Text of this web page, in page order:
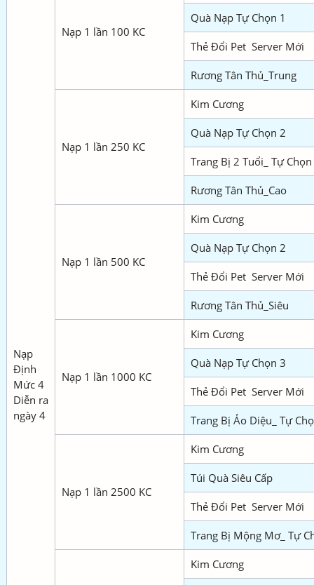
Nạp
Định
Mức 4
Diễn ra
ngày 4
Nạp 1 lần 100 KC
Quà Nạp Tự Chọn 1
Thẻ Đổi Pet Server Mới
Rương Tân Thủ_Trung
Nạp 1 lần 250 KC
Kim Cương
Quà Nạp Tự Chọn 2
Trang Bị 2 Tuổi_ Tự Chọn
Rương Tân Thủ_Cao
Nạp 1 lần 500 KC
Kim Cương
Quà Nạp Tự Chọn 2
Thẻ Đổi Pet Server Mới
Rương Tân Thủ_Siêu
Nạp 1 lần 1000 KC
Kim Cương
Quà Nạp Tự Chọn 3
Thẻ Đổi Pet Server Mới
Trang Bị Ảo Diệu_ Tự
Nạp 1 lần 2500 KC
Kim Cương
Túi Quà Siêu Cấp
Thẻ Đổi Pet Server Mới
Trang Bị Mộng Mơ_ Tự
Kim Cương